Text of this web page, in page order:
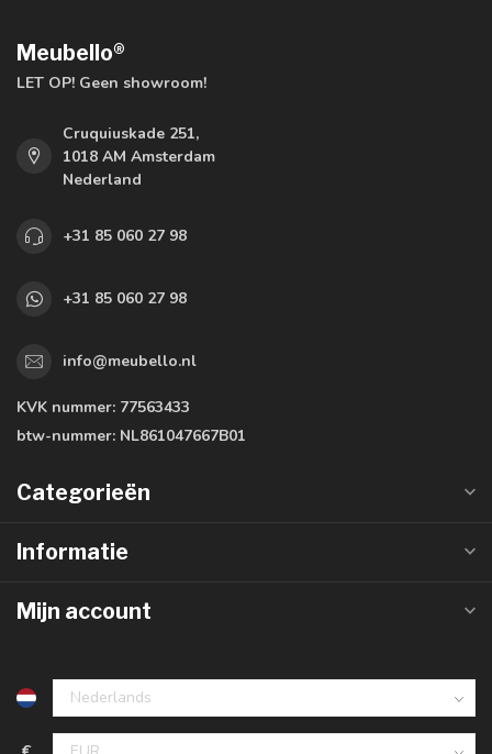
Meubello®
LET OP! Geen showroom!
Cruquiuskade 251,
1018 AM Amsterdam
Nederland
+31 85 060 27 98
+31 85 060 27 98
info@meubello.nl
KVK nummer: 77563433
btw-nummer: NL861047667B01
Categorieën
Informatie
Mijn account